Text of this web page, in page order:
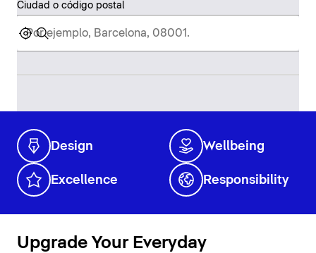
Ciudad o código postal
Design Wellbeing
Excellence Responsibility
Upgrade Your Everyday